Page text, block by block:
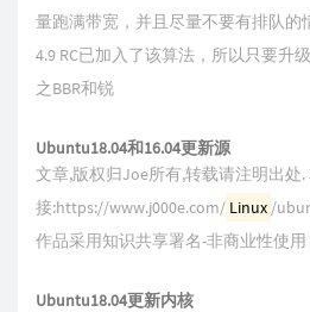
量跑满带宽，并且尽量不要有排队的
4.9 RC已加入了该算法，所以只要升
之BBR和锐
Ubuntu18.04和16.04更新源
文章,版权归Joe所有,转载请注明出处.
接:https://www.j000e.com/ Linux /
作品采用知识共享署名-非商业性使用
Ubuntu18.04更新内核